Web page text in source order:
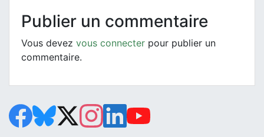
Publier un commentaire
Vous devez vous connecter pour publier un
commentaire.